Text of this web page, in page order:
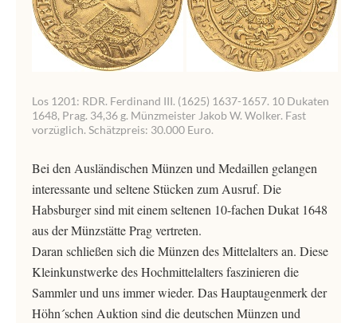
Los 1201: RDR. Ferdinand III. (1625) 1637-1657. 10 Dukaten
1648, Prag. 34,36 g. Münzmeister Jakob W. Wolker. Fast
vorzüglich. Schätzpreis: 30.000 Euro.
Bei den Ausländischen Münzen und Medaillen gelangen
interessante und seltene Stücken zum Ausruf. Die
Habsburger sind mit einem seltenen 10-fachen Dukat 1648
aus der Münzstätte Prag vertreten.
Daran schließen sich die Münzen des Mittelalters an. Diese
Kleinkunstwerke des Hochmittelalters faszinieren die
Sammler und uns immer wieder. Das Hauptaugenmerk der
Höhn´schen Auktion sind die deutschen Münzen und